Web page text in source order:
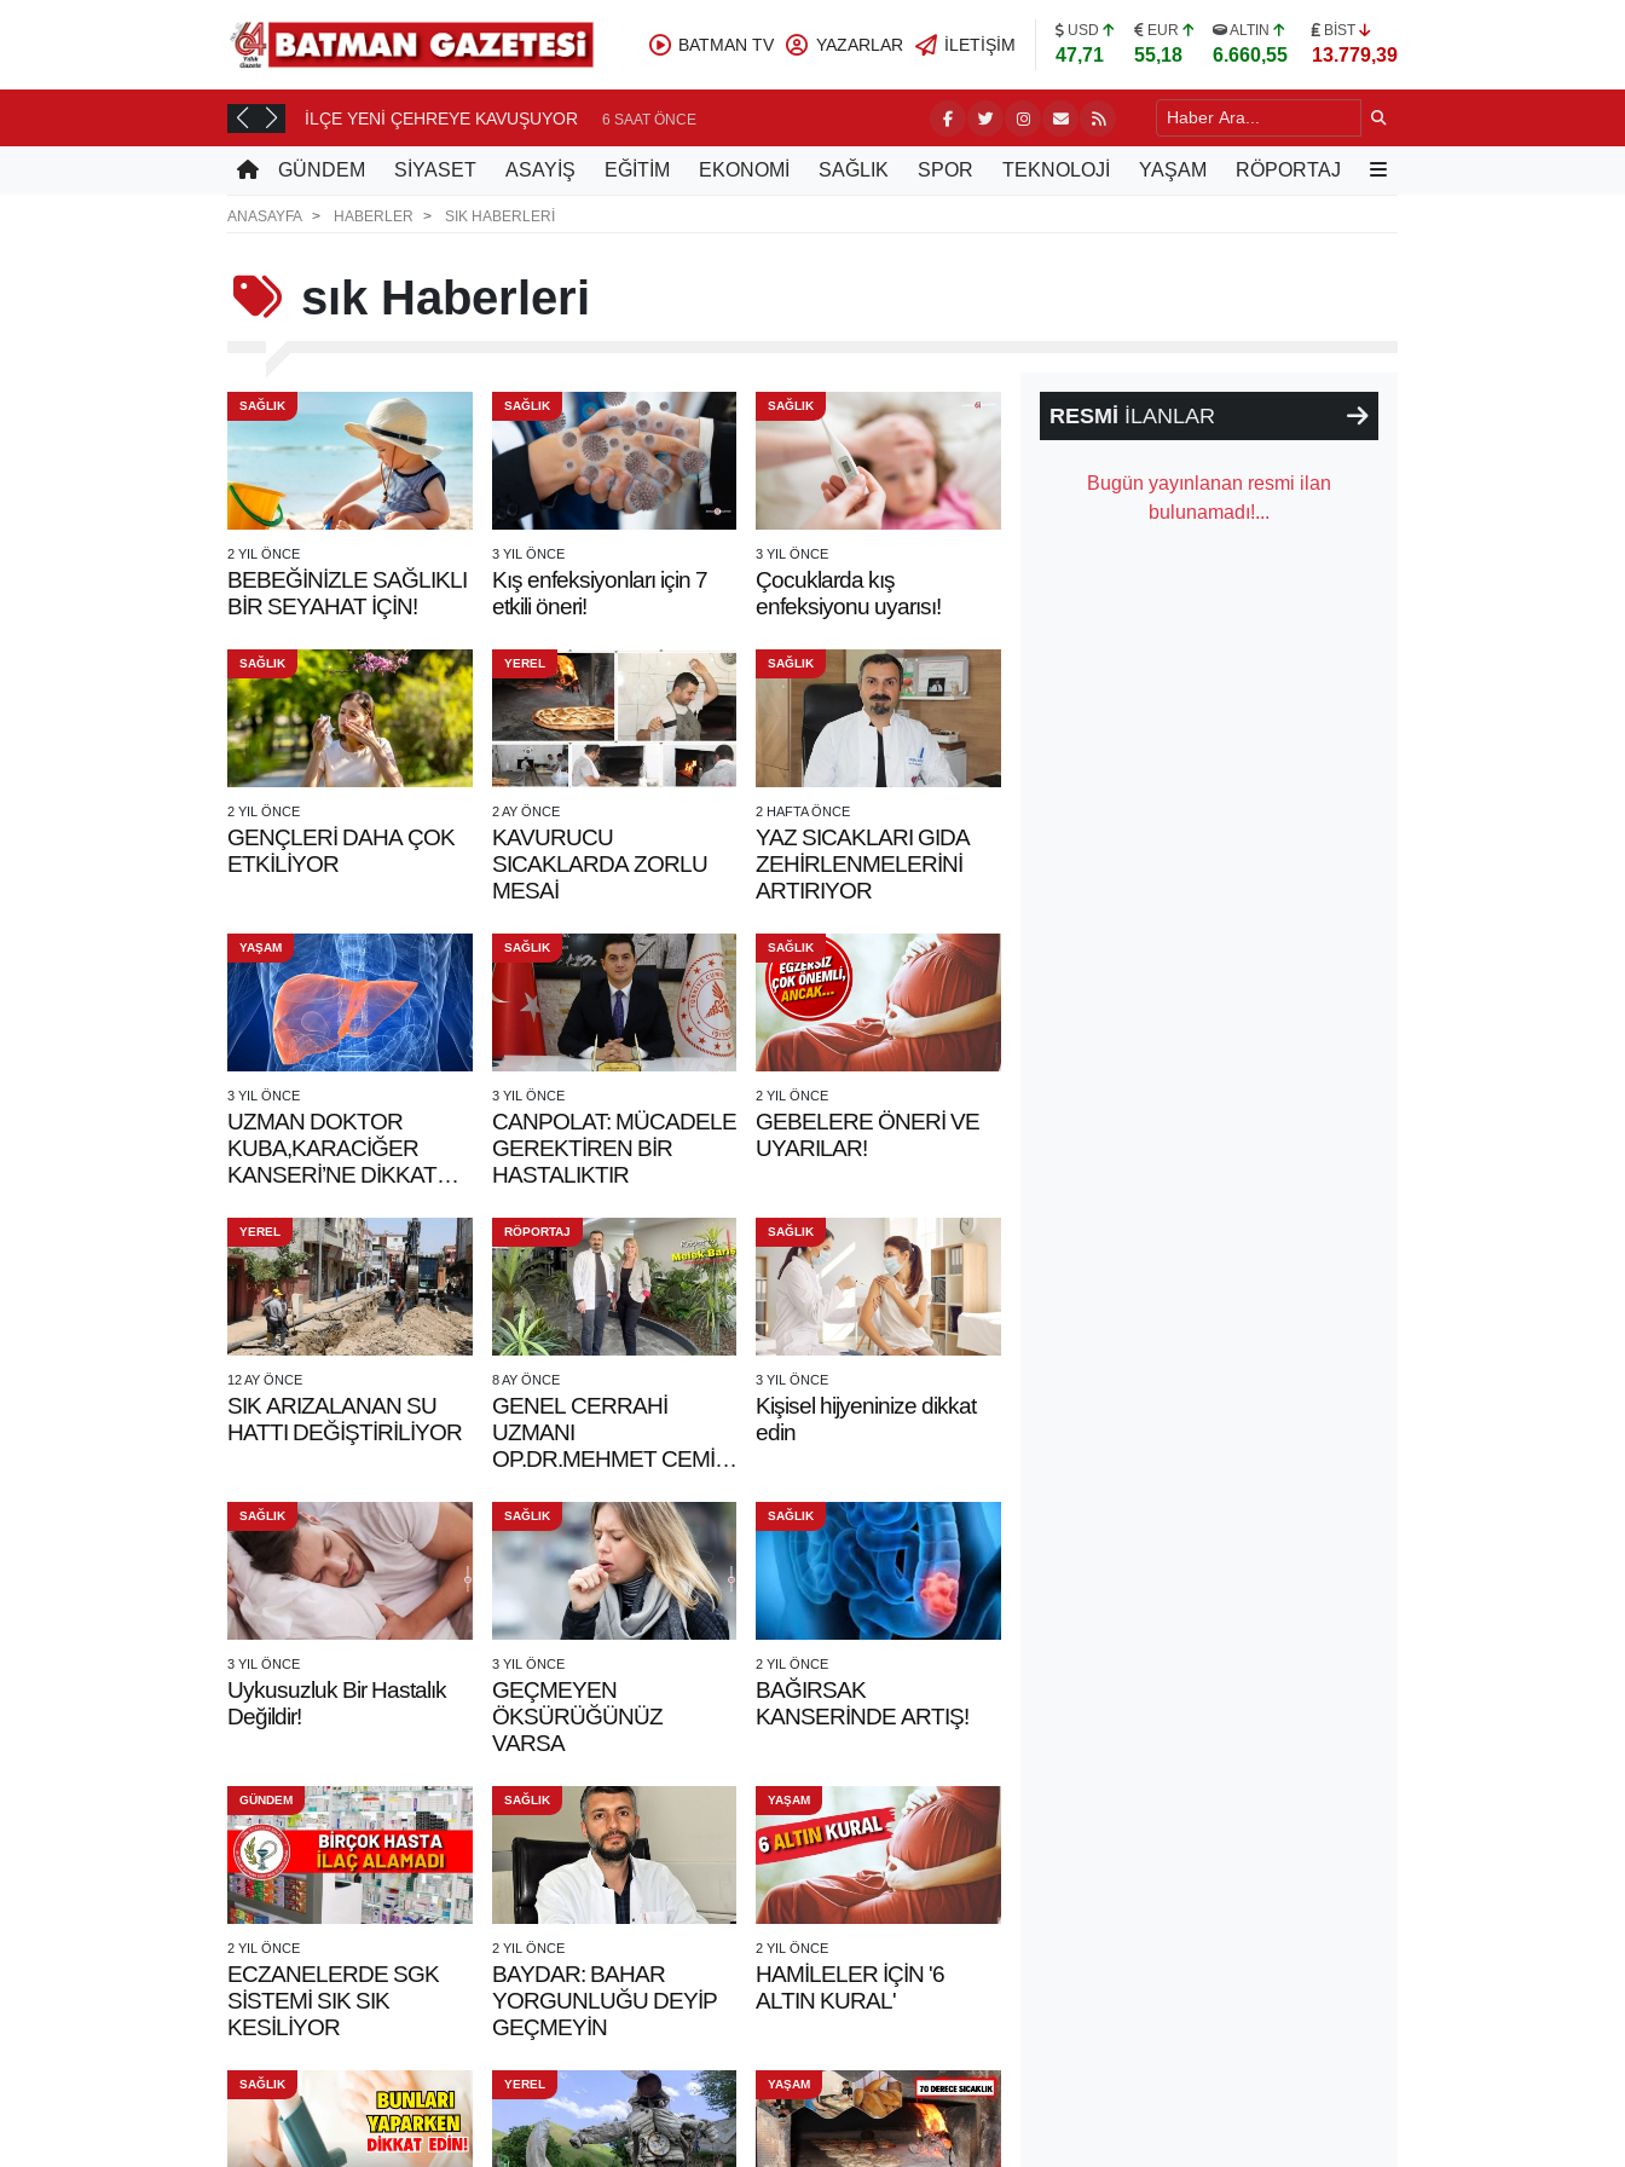
BATMAN TV YAZARLAR İLETIŞIM
USD
47,71
EUR
55,18
ALTIN
6.660,55
BİST
13.779,39
İLÇE YENİ ÇEHREYE KAVUŞUYOR 6 SAAT ÖNCE BATMAN’DA YILLARIN SORUNU DEĞİŞİYOR 6 SAAT ÖNCE
GÜNDEM SİYASET ASAYİŞ EĞİTİM EKONOMİ SAĞLIK SPOR TEKNOLOJİ YAŞAM RÖPORTAJ
ANASAYFA HABERLER SIK HABERLERI
sık Haberleri
SAĞLIK
2 YIL ÖNCE
BEBEĞİNİZLE SAĞLIKLI
BİR SEYAHAT İÇİN!
SAĞLIK
3 YIL ÖNCE
Kış enfeksiyonları için 7
etkili öneri!
SAĞLIK
3 YIL ÖNCE
Çocuklarda kış
enfeksiyonu uyarısı!
SAĞLIK
2 YIL ÖNCE
GENÇLERİ DAHA ÇOK
ETKİLİYOR
YEREL
2 AY ÖNCE
KAVURUCU
SICAKLARDA ZORLU
MESAİ
SAĞLIK
2 HAFTA ÖNCE
YAZ SICAKLARI GIDA
ZEHİRLENMELERİNİ
ARTIRIYOR
YAŞAM
3 YIL ÖNCE
UZMAN DOKTOR
KUBA,KARACİĞER
KANSERİ’NE DİKKAT
SAĞLIK
3 YIL ÖNCE
CANPOLAT: MÜCADELE
GEREKTİREN BİR
HASTALIKTIR
SAĞLIK
2 YIL ÖNCE
GEBELERE ÖNERİ VE
UYARILAR!
YEREL
12 AY ÖNCE
SIK ARIZALANAN SU
HATTI DEĞİŞTİRİLİYOR
RÖPORTAJ
8 AY ÖNCE
GENEL CERRAHİ
UZMANI
OP.DR.MEHMET CEMİL
HAYATI YENİDEN
KURMAKTIR
SAĞLIK
3 YIL ÖNCE
Kişisel hijyeninize dikkat
edin
SAĞLIK
3 YIL ÖNCE
Uykusuzluk Bir Hastalık
Değildir!
SAĞLIK
3 YIL ÖNCE
GEÇMEYEN
ÖKSÜRÜĞÜNÜZ
VARSA
SAĞLIK
2 YIL ÖNCE
BAĞIRSAK
KANSERİNDE ARTIŞ!
GÜNDEM
2 YIL ÖNCE
ECZANELERDE SGK
SİSTEMİ SIK SIK
KESİLİYOR
SAĞLIK
2 YIL ÖNCE
BAYDAR: BAHAR
YORGUNLUĞU DEYİP
GEÇMEYİN
YAŞAM
2 YIL ÖNCE
HAMİLELER İÇİN '6
ALTIN KURAL'
SAĞLIK YEREL YAŞAM
RESMİ İLANLAR
Bugün yayınlanan resmi ilan
bulunamadı!...